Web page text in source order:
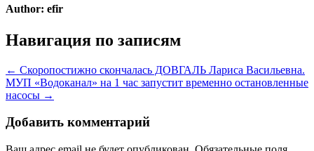
Author: efir
Навигация по записям
← Скоропостижно скончалась ДОВГАЛЬ Лариса Васильевна.
МУП «Водоканал» на 1 час запустит временно остановленные
насосы →
Добавить комментарий